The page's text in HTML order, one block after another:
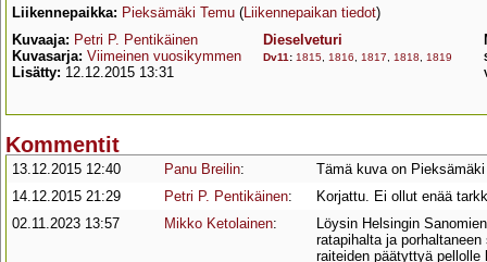
Liikennepaikka: Pieksämäki Temu (Liikennepaikan tiedot)
Kuvaaja: Petri P. Pentikäinen
Kuvasarja: Viimeinen vuosikymmen
Lisätty: 12.12.2015 13:31
Dieselveturi
Dv11 : 1815 1816 1817 1818 1819
Kommentit
13.12.2015 12:40 Panu Breilin:
Tämä kuva on
14.12.2015 21:29
Petri P. Pentikäinen:
Korjattu. Ei ollut enää
02.11.2023 13:57
Mikko Ketolainen:
Löysin Helsingin
ratapihalta ja
raiteiden päätyttyä